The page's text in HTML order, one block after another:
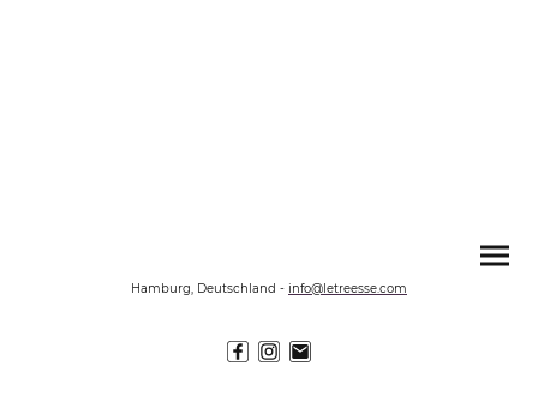
Hamburg, Deutschland - info@letreesse.com